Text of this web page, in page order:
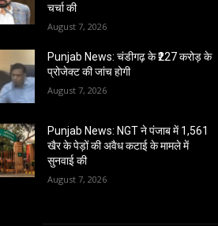
चर्चा की
August 7, 2026
Punjab News: चंडीगढ़ के ₹227 करोड़ के
प्रोजेक्ट की जांच होगी
August 7, 2026
Punjab News: NGT ने पंजाब में 1,561
खैर के पेड़ों की अवैध कटाई के मामले में
सुनवाई की
August 7, 2026